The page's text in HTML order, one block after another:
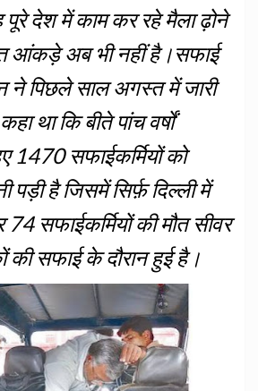
पूरे देश में काम कर रहे मैला ढ़ोने
आंकड़े अब भी नहीं है।सफाई
ने पिछले साल अगस्त में जारी
था कि बीते पांच वर्षों
1470 सफाईकर्मियों को
पड़ी है जिसमें सिर्फ़ दिल्ली में
74 सफाईकर्मियों की मौत सीवर
सफाई के दौरान हुई है।